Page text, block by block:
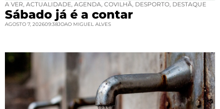
A VER, ACTUALIDADE, AGENDA, COVILHÃ, DESPORTO, DESTAQUE
Sábado já é a contar
AGOSTO 7, 202609:38JOAO MIGUEL ALVES